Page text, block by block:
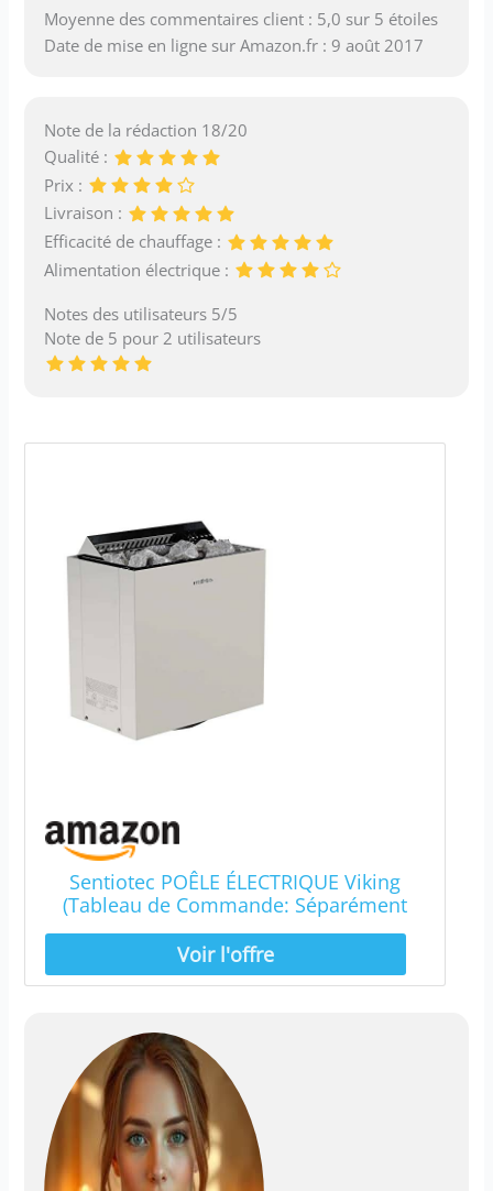
Moyenne des commentaires client : 5,0 sur 5 étoiles
Date de mise en ligne sur Amazon.fr : 9 août 2017
Note de la rédaction 18/20
Qualité :
Prix :
Livraison :
Efficacité de chauffage :
Alimentation électrique :
Notes des utilisateurs 5/5
Note de 5 pour 2 utilisateurs
Sentiotec POÊLE ÉLECTRIQUE Viking
(Tableau de Commande: Séparément
(Unité nécessite Un contrôle Distinct),
8.0 KW)